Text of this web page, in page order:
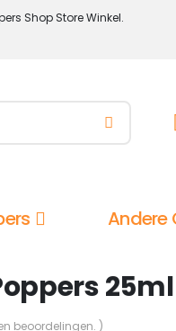
Shop Store Winkel.
Andere
25ml
beoordelingen. )